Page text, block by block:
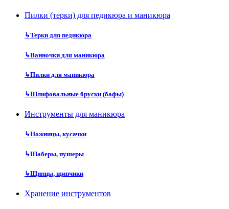
Пилки (терки) для педикюра и маникюра
↳Терки для педикюра
↳Ванночки для маникюра
↳Пилки для маникюра
↳Шлифовальные бруски (бафы)
Инструменты для маникюра
↳Ножницы, кусачки
↳Шаберы, пушеры
↳Щипцы, щипчики
Хранение инструментов